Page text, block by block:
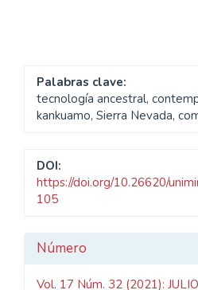
Palabras clave:
tecnología ancestral,
kankuamo, Sierra Nevada,
DOI:
https://doi.org/10.26620/
105
Detalles
del
Número
Vol. 17 Núm. 32 (2021):